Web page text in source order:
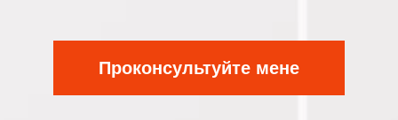
Проконсультуйте мене